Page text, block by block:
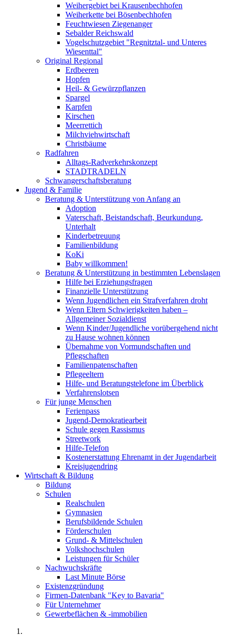
Weihergebiet bei Krausenbechhofen
Weiherkette bei Bösenbechhofen
Feuchtwiesen Ziegenanger
Sebalder Reichswald
Vogelschutzgebiet "Regnitztal- und Unteres
Wiesenttal"
Original Regional
Erdbeeren
Hopfen
Heil- & Gewürzpflanzen
Spargel
Karpfen
Kirschen
Meerrettich
Milchviehwirtschaft
Christbäume
Radfahren
Alltags-Radverkehrskonzept
STADTRADELN
Schwangerschaftsberatung
Jugend & Familie
Beratung & Unterstützung von Anfang an
Adoption
Vaterschaft, Beistandschaft, Beurkundung,
Unterhalt
Kinderbetreuung
Familienbildung
KoKi
Baby willkommen!
Beratung & Unterstützung in bestimmten Lebenslagen
Hilfe bei Erziehungsfragen
Finanzielle Unterstützung
Wenn Jugendlichen ein Strafverfahren droht
Wenn Eltern Schwierigkeiten haben –
Allgemeiner Sozialdienst
Wenn Kinder/Jugendliche vorübergehend nicht
zu Hause wohnen können
Übernahme von Vormundschaften und
Pflegschaften
Familienpatenschaften
Pflegeeltern
Hilfe- und Beratungstelefone im Überblick
Verfahrenslotsen
Für junge Menschen
Ferienpass
Jugend-Demokratiearbeit
Schule gegen Rassismus
Streetwork
Hilfe-Telefon
Kostenerstattung Ehrenamt in der Jugendarbeit
Kreisjugendring
Wirtschaft & Bildung
Bildung
Schulen
Realschulen
Gymnasien
Berufsbildende Schulen
Förderschulen
Grund- & Mittelschulen
Volkshochschulen
Leistungen für Schüler
Nachwuchskräfte
Last Minute Börse
Existenzgründung
Firmen-Datenbank "Key to Bavaria"
Für Unternehmer
Gewerbeflächen & -immobilien